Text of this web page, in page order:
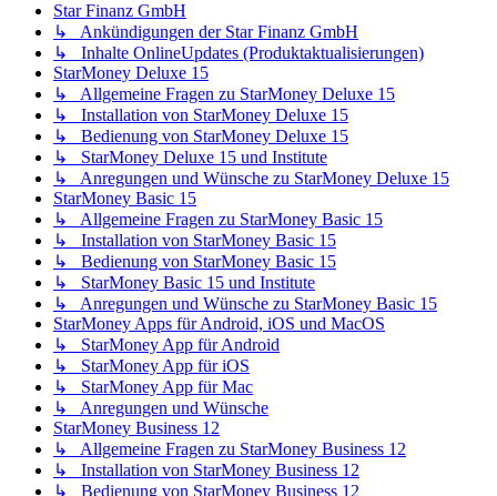
Star Finanz GmbH
↳ Ankündigungen der Star Finanz GmbH
↳ Inhalte OnlineUpdates (Produktaktualisierungen)
StarMoney Deluxe 15
↳ Allgemeine Fragen zu StarMoney Deluxe 15
↳ Installation von StarMoney Deluxe 15
↳ Bedienung von StarMoney Deluxe 15
↳ StarMoney Deluxe 15 und Institute
↳ Anregungen und Wünsche zu StarMoney Deluxe 15
StarMoney Basic 15
↳ Allgemeine Fragen zu StarMoney Basic 15
↳ Installation von StarMoney Basic 15
↳ Bedienung von StarMoney Basic 15
↳ StarMoney Basic 15 und Institute
↳ Anregungen und Wünsche zu StarMoney Basic 15
StarMoney Apps für Android, iOS und MacOS
↳ StarMoney App für Android
↳ StarMoney App für iOS
↳ StarMoney App für Mac
↳ Anregungen und Wünsche
StarMoney Business 12
↳ Allgemeine Fragen zu StarMoney Business 12
↳ Installation von StarMoney Business 12
↳ Bedienung von StarMoney Business 12